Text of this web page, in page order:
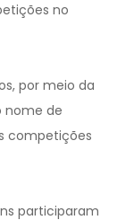
no
por meio da
nome de
competições
participaram